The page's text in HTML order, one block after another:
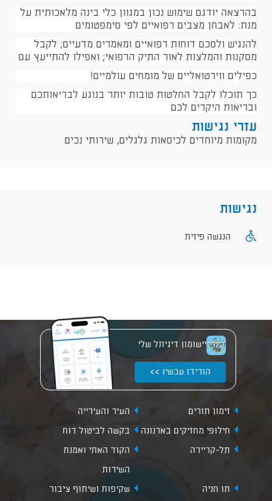
בהרצאה יודגם שימוש נכון במגוון כלי בינה מלאכותית על
מנת: לאבחן מצבים רפואיים לפי סימפטומים
להנגיש ולסכם דוחות רפואיים ומאמרים מדעיים; לקבל
מסקנות והמלצות לאור התיק הרפואי; ואפילו להתייעץ עם
כפילים ווירטואליים של מומחים עולמיים!
כך תוכלו לקבל החלטות טובות יותר בנוגע לבריאותכם
ובריאות היקרים לכם
עזרי נגישות
מקומות מיוחדים לכיסאות גלגלים, שירותי נכים
נגישות
הנגשה פיזית
יישומון דיגיתל שלי
הורידו עכשיו >>
זימון תורים
העיר והעירייה
חילופי מחזיקים בארנונה
בקשה לביטול דוח
תל-קריירה
הקוד האתי ואמנת
השירות
תו חניה
שקיפות ושיתוף ציבור